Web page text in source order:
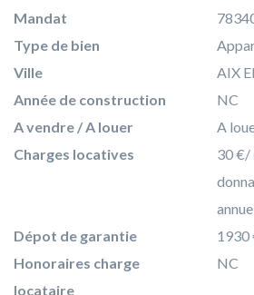
Mandat
Type de bien
Ville
AIX
Année de construction
NC
A vendre / A louer
A
Charges locatives
30 €/
Dépot de garantie
1930
Honoraires charge
locataire
NC